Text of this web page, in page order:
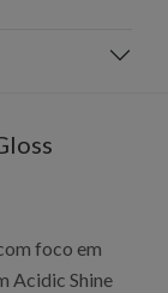
foco em
Acidic Shine